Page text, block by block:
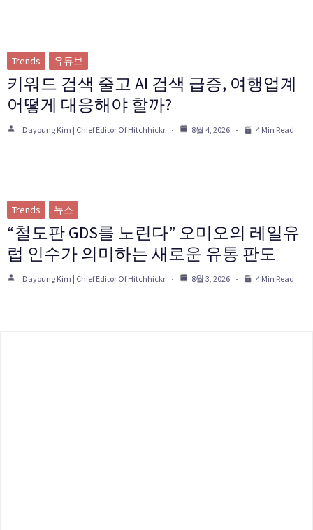
Trends 유튜브
키워드 검색 줄고 AI 검색 급증, 여행업계
어떻게 대응해야 할까?
Dayoung Kim | Chief Editor Of Hitchhickr 8월 4, 2026 4 Min Read
Trends 뉴스
“철도판 GDS를 노린다” 오미오의 레일유
럽 인수가 의미하는 새로운 유통 판도
Dayoung Kim | Chief Editor Of Hitchhickr 8월 3, 2026 4 Min Read